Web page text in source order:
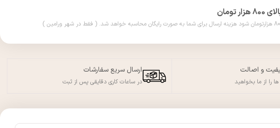
و اصالت
را از ما بخواهید
ارسال سریع سفارشات
در ساعات کاری دقایقی پس از ثبت